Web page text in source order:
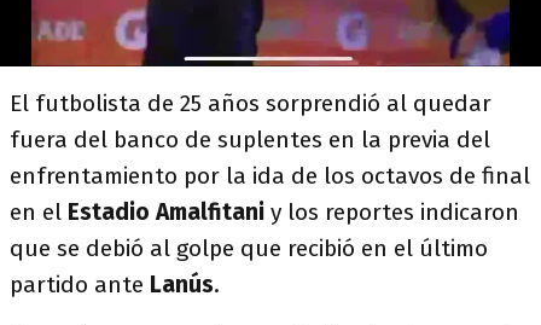
El futbolista de 25 años sorprendió al quedar
fuera del banco de suplentes en la previa del
enfrentamiento por la ida de los octavos de final
en el Estadio Amalfitani y los reportes indicaron
que se debió al golpe que recibió en el último
partido ante Lanús.